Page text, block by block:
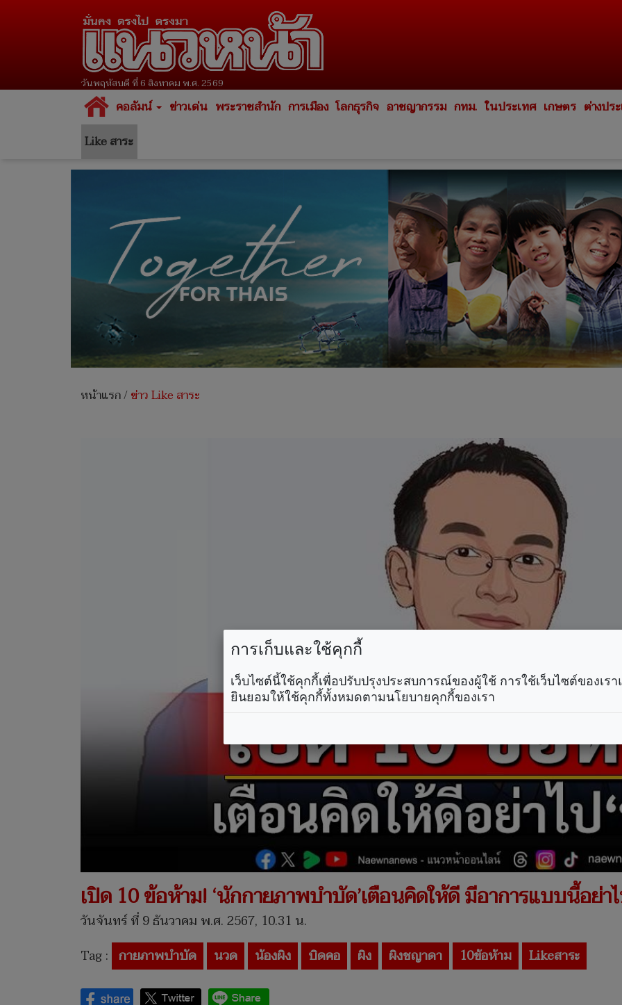
วันพฤหัสบดี ที่ 6 สิงหาคม พ.ศ. 2569
คอลัมน์ ข่าวเด่น พระราชสำนัก การเมือง โลกธุรกิจ อาชญากรรม กทม. ในประเทศ เกษตร ต่างปร
Like สาระ
หน้าแรก/ข่าว Like สาระ
เปิด 10 ข้อห้าม! ‘นักกายภาพบำบัด’เตือนคิดให้ดี มีอาการแบบนี้อย่าไ
วันจันทร์ ที่ 9 ธันวาคม พ.ศ. 2567, 10.31 น.
Tag : กายภาพบำบัด นวด น้องผิง บิดคอ ผิง ผิงชญาดา 10ข้อห้าม Likeสาระ
การเก็บและใช้คุกกี้
เว็บไซต์นี้ใช้คุกกี้เพื่อปรับปรุงประสบการณ์ของผู้ใช้ การใช้เว็บไซต์ของเร
ยินยอมให้ใช้คุกกี้ทั้งหมดตามนโยบายคุกกี้ของเรา